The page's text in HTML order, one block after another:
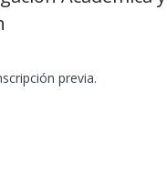
previa.